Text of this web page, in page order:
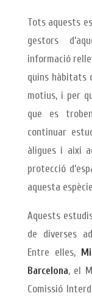
Tots aquests
gestors
informació
quins hàbitats
motius, i per
que es
continuar
àligues i així
protecció
aquesta
Aquests
de diverses
Entre elles,
Barcelona, el
Comissió